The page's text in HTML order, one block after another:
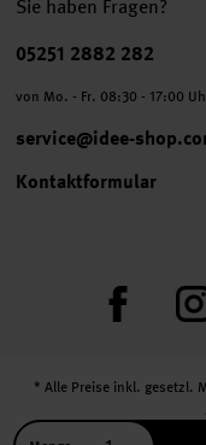
Sie haben Fragen?
Telefonnummer
05251 2882 282
von Mo. - Fr. 08:30 - 17:00
service@idee-
Kontaktformular
* Alle Preise inkl. gesetzl.
** Jede:r Abonnent:in erhält